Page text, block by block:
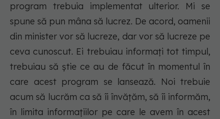
program trebuia implementat ulterior. Mi se
spune să pun mâna să lucrez. De acord, oamenii
din minister vor să lucreze, dar vor să lucreze pe
ceva cunoscut. Ei trebuiau informați tot timpul,
trebuiau să știe ce au de făcut în momentul în
care acest program se lansează. Noi trebuie
acum să lucrăm ca să îi învățăm, să îi informăm,
în limita informațiilor pe care le avem în acest